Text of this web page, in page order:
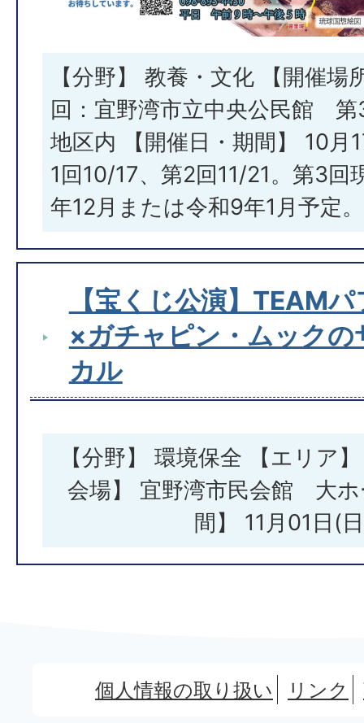
【分野】 教養・文化 【開催場
回：宜野湾市立中央公民館 第
地区内 【開催日・期間】 10月
1回10/17、第2回11/21。第3回
年12月または令和9年1月予定。
【宝くじ公演】TEAM
×ガチャピン・ムック
カル
【分野】 環境保全 【エリア
会場】 宜野湾市民会館 大ホ
間】 11月01日(
個人情報の取り扱い リンク